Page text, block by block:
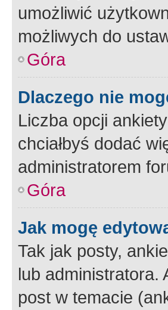
umożliwić
możliwych do
Góra
Dlaczego nie
Liczba opcji
chciałbyś dodać
administratorem
Góra
Jak mogę
Tak jak posty,
lub administratora.
post w temacie